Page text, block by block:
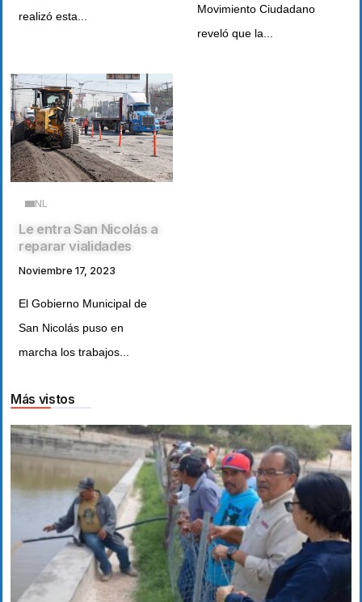
realizó esta...
Movimiento Ciudadano
reveló que la...
NL
Le entra San Nicolás a
reparar vialidades
Noviembre 17, 2023
El Gobierno Municipal de
San Nicolás puso en
marcha los trabajos...
Más vistos